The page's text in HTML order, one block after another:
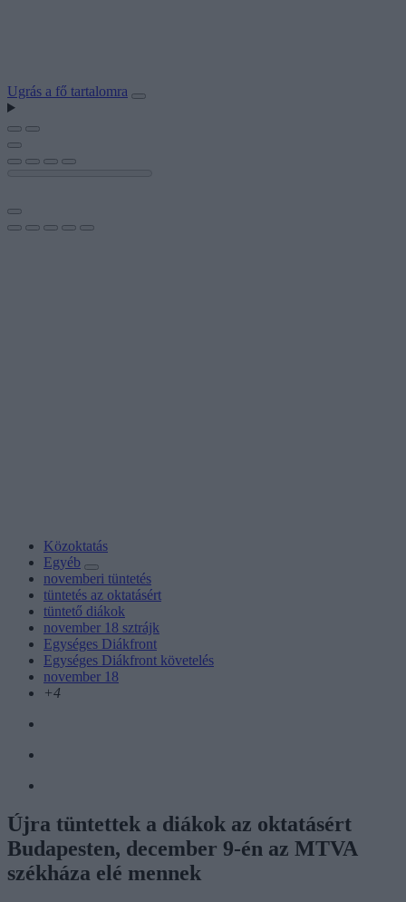
Ugrás a fő tartalomra
Közoktatás
Egyéb
novemberi tüntetés
tüntetés az oktatásért
tüntető diákok
november 18 sztrájk
Egységes Diákfront
Egységes Diákfront követelés
november 18
+4
Újra tüntettek a diákok az oktatásért
Budapesten, december 9-én az MTVA
székháza elé mennek